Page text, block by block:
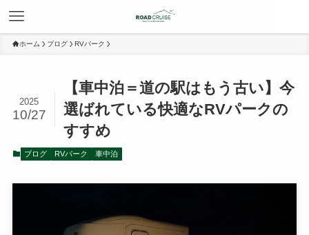
ホーム ブログ RVパーク
【車中泊＝道の駅はもう古い】今
選ばれている快適なRVパークの
すすめ
2025
10/27
ブログ RVパーク 車中泊